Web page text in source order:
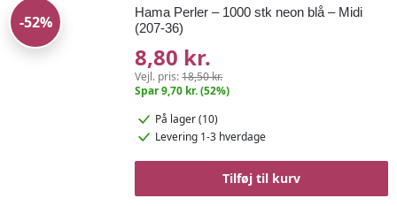
-52%
Hama Perler – 1000 stk neon blå – Midi
(207-36)
8,80 kr.
Vejl. pris:18,50 kr.
Spar 9,70 kr. (52%)
På lager (10)
Levering 1-3 hverdage
Tilføj til kurv